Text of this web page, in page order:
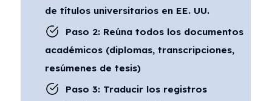
de títulos universitarios en EE. UU.
Paso 2: Reúna todos los documentos
académicos (diplomas, transcripciones,
resúmenes de tesis)
Paso 3: Traducir los registros